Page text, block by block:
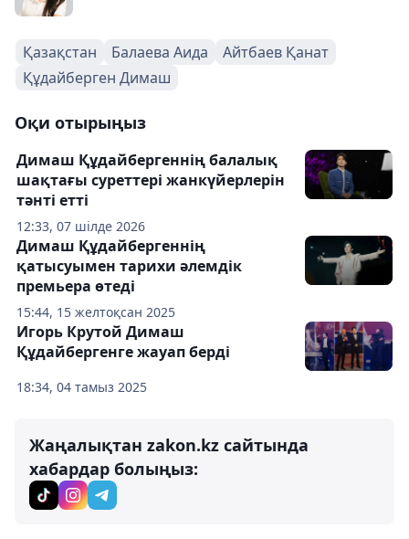
Қазақстан Балаева Аида
Айтбаев Қанат
Құдайберген Димаш
Оқи отырыңыз
12:33, 07 шілде 2026
Димаш Құдайбергеннің балалық
шақтағы суреттері жанкүйерлерін
тәнті етті
15:44, 15 желтоқсан 2025
Димаш Құдайбергеннің
қатысуымен тарихи әлемдік
премьера өтеді
18:34, 04 тамыз 2025
Игорь Крутой Димаш
Құдайбергенге жауап берді
Жаңалықтан zakon.kz сайтында
хабардар болыңыз: